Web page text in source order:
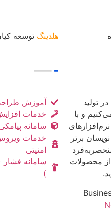
تولید
و با
برتر
محصولات
هلدینگ توسعه
آموزش
خدمات
سامانه
خدمات
امنیتی
سامانه فشار
)